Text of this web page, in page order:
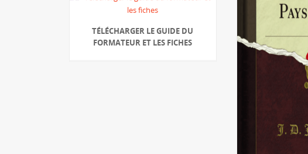
TÉLÉCHARGER LE GUIDE DU
FORMATEUR ET LES FICHES